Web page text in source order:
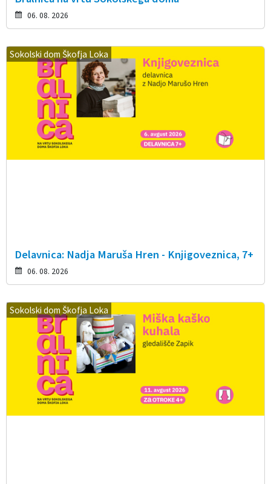
06. 08. 2026
Sokolski dom Škofja Loka
Delavnica: Nadja Maruša Hren - Knjigoveznica, 7+
06. 08. 2026
Sokolski dom Škofja Loka